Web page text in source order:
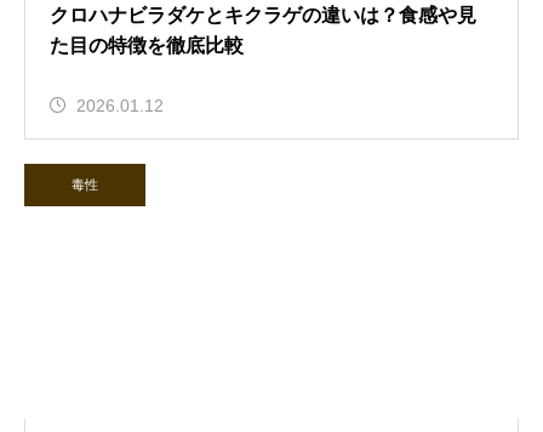
クロハナビラダケとキクラゲの違いは？食感や見
た目の特徴を徹底比較
2026.01.12
毒性